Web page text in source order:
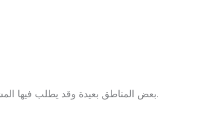
بعض المناطق بعيدة وقد يطلب فيها المشترون تكلفة نقل إضافية.